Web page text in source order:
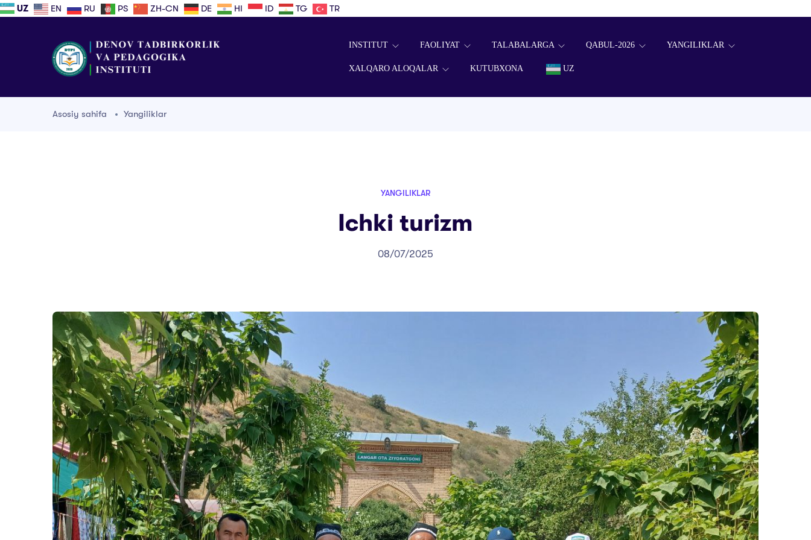
UZ EN RU PS ZH-CN DE HI ID TG TR
INSTITUT FAOLIYAT TALABALARGA QABUL-2026 YANGILIKLAR
XALQARO ALOQALAR KUTUBXONA UZ
Asosiy sahifa Yangiliklar
YANGILIKLAR
Ichki turizm
08/07/2025